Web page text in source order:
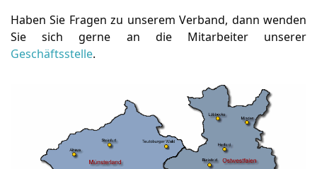
Haben Sie Fragen zu unserem Verband, dann wenden
Sie sich gerne an die Mitarbeiter unserer
Geschäftsstelle.